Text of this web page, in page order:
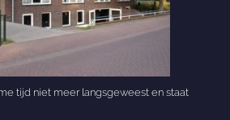
tijd niet meer langsgeweest en staat